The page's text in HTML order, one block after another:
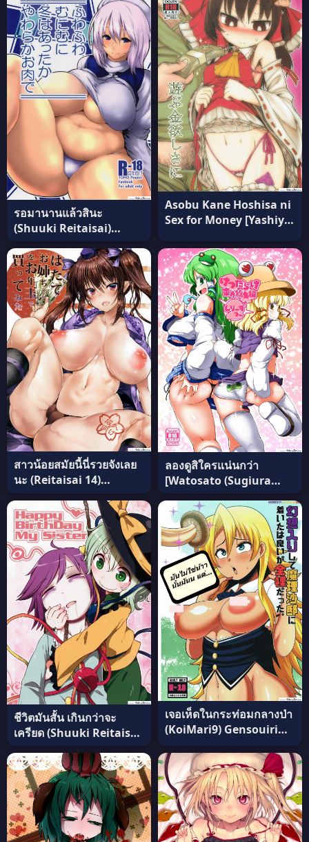
Project) ภาค 3 แปลไทย
รอมานานแล้วสินะ
(Shuuki Reitaisai)
[Hirojuu Renshuuchou
(Hiroya)] Fuwafuwa
Munimuni Fuyu wa
Attaka Yawaraka
Oniku de (Touhou
Project) แปลไทย
Asobu Kane Hoshisa ni
Sex for Money [Yashiya
สาวน้อยสมัยนี้นี่รวยจังเลย
นะ (Reitaisai 14)
[Nyankoromochimochi
(Kotoba Ai)] Hatate
Onee-chan o
Otoshidama de
Kattemita (Touhou
Project) แปลไทย
ลองดูสิใครแน่นกว่า
[Watosato (Sugiura
Sen)] Moriya Jinja no
Nichijou | Daily Life in
the Moriya Shrine
(Ketsu Darake Touhou
Soushuuhen Series 2)
แปลไทย
ชีวิตมันสั้น เกินกว่าจะ
เครียด (Shuuki Reitaisai
2) [02 (Harasaki)] Happy
Birthday My Sister
(Touhou Project) อ่านฟรี
เจอเห็ดในกระท่อมกลางป่า
(KoiMari9) Gensouiri
Shite Marisa-tei ni
Tsuita wa… (Touhou
Project) แปลไทย